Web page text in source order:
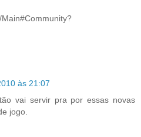
às 21:07
vai servir pra por essas novas
jogo.